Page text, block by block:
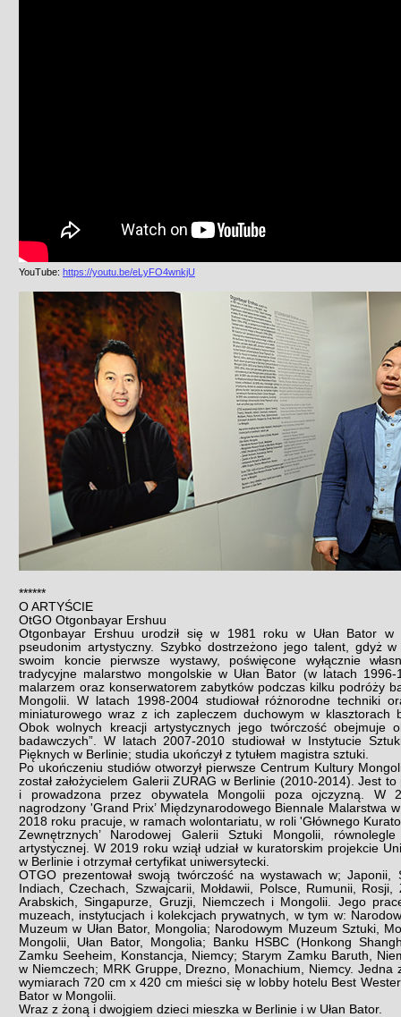
YouTube: https://youtu.be/eLyFO4wnkjU
******
O ARTYŚCIE
OtGO Otgonbayar Ershuu
Otgonbayar Ershuu urodził się w 1981 roku w Ułan Bator
pseudonim artystyczny. Szybko dostrzeżono jego talent, gdyż
swoim koncie pierwsze wystawy, poświęcone wyłącznie
tradycyjne malarstwo mongolskie w Ułan Bator (w latach 1996-
malarzem oraz konserwatorem zabytków podczas kilku podróży
Mongolii. W latach 1998-2004 studiował różnorodne techniki
miniaturowego wraz z ich zapleczem duchowym w klasztorach
Obok wolnych kreacji artystycznych jego twórczość obejmuje
badawczych”. W latach 2007-2010 studiował w Instytucie
Pięknych w Berlinie; studia ukończył z tytułem magistra sztuki.
Po ukończeniu studiów otworzył pierwsze Centrum Kultury
został założycielem Galerii ZURAG w Berlinie (2010-2014). Jest
i prowadzona przez obywatela Mongolii poza ojczyzną. W
nagrodzony 'Grand Prix’ Międzynarodowego Biennale Malarstwa
2018 roku pracuje, w ramach wolontariatu, w roli 'Głównego
Zewnętrznych’ Narodowej Galerii Sztuki Mongolii, równolegle
artystycznej. W 2019 roku wziął udział w kuratorskim projekcie
w Berlinie i otrzymał certyfikat uniwersytecki.
OTGO prezentował swoją twórczość na wystawach w; Japonii,
Indiach, Czechach, Szwajcarii, Mołdawii, Polsce, Rumunii,
Arabskich, Singapurze, Gruzji, Niemczech i Mongolii. Jego
muzeach, instytucjach i kolekcjach prywatnych, w tym w:
Muzeum w Ułan Bator, Mongolia; Narodowym Muzeum Sztuki,
Mongolii, Ułan Bator, Mongolia; Banku HSBC (Honkong
Zamku Seeheim, Konstancja, Niemcy; Starym Zamku Baruth,
w Niemczech; MRK Gruppe, Drezno, Monachium, Niemcy. Jedna
wymiarach 720 cm x 420 cm mieści się w lobby hotelu Best
Bator w Mongolii.
Wraz z żoną i dwojgiem dzieci mieszka w Berlinie i w Ułan Bator.